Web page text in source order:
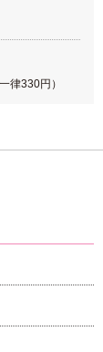
律330円）